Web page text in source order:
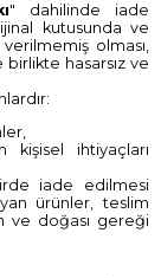
" dahilinde iade
kutusunda ve
olması,
birlikte hasarsız ve
kişisel ihtiyaçları
iade edilmesi
ürünler, teslim
ve doğası gereği